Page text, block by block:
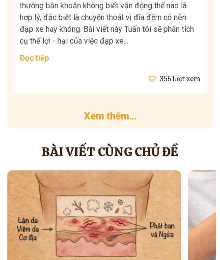
thường băn khoăn không biết vận động thế nào là
hợp lý, đặc biệt là chuyện thoát vị đĩa đệm có nên
đạp xe hay không. Bài viết này Tuấn tôi sẽ phân tích
cụ thể lợi - hại của việc đạp xe...
Đọc tiếp
356 lượt xem
Xem thêm...
BÀI VIẾT CÙNG CHỦ ĐỀ